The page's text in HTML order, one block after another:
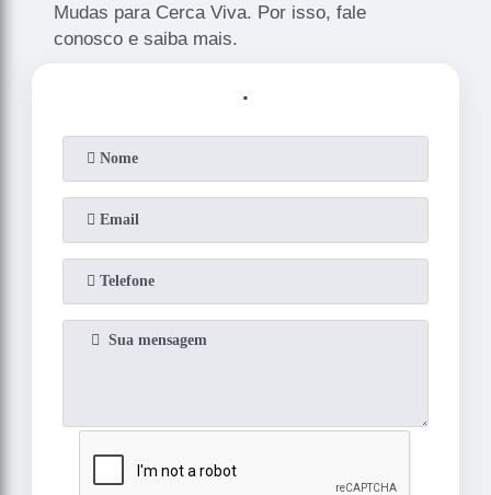
Mudas para Cerca Viva. Por isso, fale
conosco e saiba mais.
.